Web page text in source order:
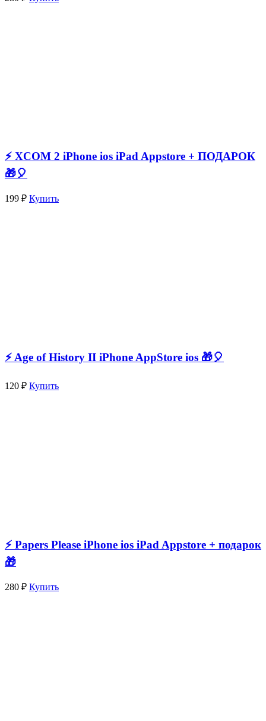
⚡️ XCOM 2 iPhone ios iPad Appstore + ПОДАРОК
🎁🎈
199 ₽ Купить
⚡️ Age of History II iPhone AppStore ios 🎁🎈
120 ₽ Купить
⚡️ Papers Please iPhone ios iPad Appstore + подарок
🎁
280 ₽ Купить